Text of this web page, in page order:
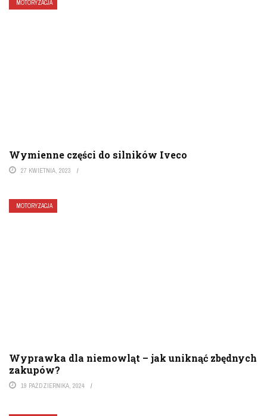
MOTORYZACJA
Wymienne części do silników Iveco
27 KWIETNIA, 2023
MOTORYZACJA
Wyprawka dla niemowląt – jak uniknąć zbędnych
zakupów?
19 PAŹDZIERNIKA, 2024